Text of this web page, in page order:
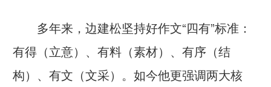
多年来，边建松坚持好作文“四有”标准：
有得（立意）、有料（素材）、有序（结
构）、有文（文采）。如今他更强调两大核